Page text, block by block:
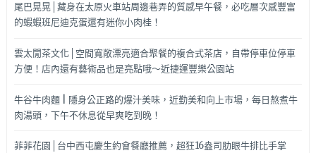
尾巴晃晃│藏身在太原火車站周邊巷弄的質感早午餐，必吃層次感豐富
的蝦蝦班尼迪克蛋還有迷你小肉桂！
雲太閒茶文化│空間寬敞漂亮適合聚餐的複合式茶店，自帶停車位停車
方便！店內還有藝術品也是亮點哦～近捷運豐樂公園站
牛谷牛肉麵 | 隱身公正路的爆汁美味，近勤美和向上市場，每日熬煮牛
肉湯頭，下午不休息從早爽吃到晚！
菲菲花園│台中西屯慶生約會餐廳推薦，超狂16盎司肋眼牛排比手掌